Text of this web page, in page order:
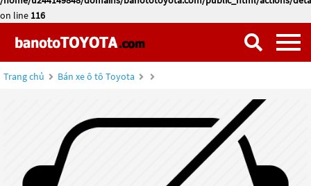
on line 116
Trang chủ Bán xe ô tô Toyota